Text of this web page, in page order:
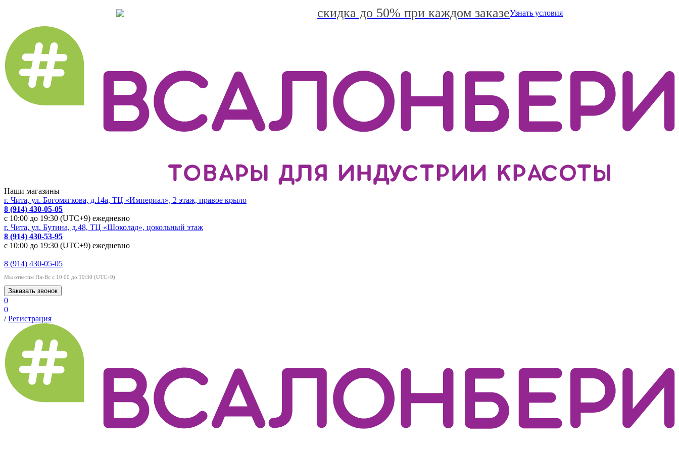
скидка до 50% при каждом заказеУзнать условия
Наши магазины
г. Чита, ул. Богомягкова, д.14а, ТЦ «Империал», 2 этаж, правое крыло
8 (914) 430-05-05
с 10:00 до 19:30 (UTC+9) ежедневно
г. Чита, ул. Бутина, д.48, ТЦ «Шоколад», цокольный этаж
8 (914) 430-53-95
с 10:00 до 19:30 (UTC+9) ежедневно
8 (914) 430-05-05
Мы ответим Пн-Вс с 10:00 до 19:30 (UTC+9)
Заказать звонок
0
0
/ Регистрация